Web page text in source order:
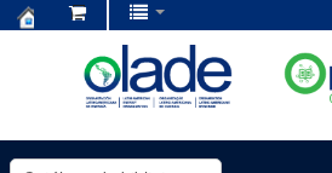
OLADE